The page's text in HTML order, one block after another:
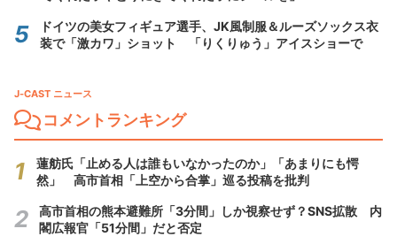
ドイツの美女フィギュア選手、JK風制服＆ルーズソックス衣
装で「激カワ」ショット 「りくりゅう」アイスショーで
J-CAST ニュース
コメントランキング
蓮舫氏「止める人は誰もいなかったのか」「あまりにも愕
然」 高市首相「上空から合掌」巡る投稿を批判
高市首相の熊本避難所「3分間」しか視察せず？SNS拡散 内
閣広報官「51分間」だと否定